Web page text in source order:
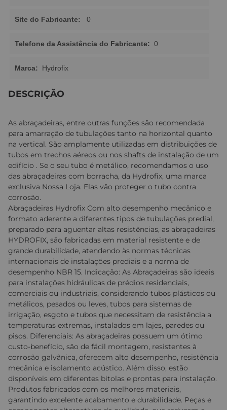
Site do Fabricante: 0
Telefone da Assistência do Fabricante: 0
Marca: Hydrofix
DESCRIÇÃO
As abraçadeiras, entre outras funções são recomendada
para amarração de tubulações tanto na horizontal quanto
na vertical. São amplamente utilizadas em distribuições de
tubos em trechos aéreos ou nos shafts de instalação de um
edifício . Se o seu tubo é metálico, recomendamos o uso
das abraçadeiras com borracha, da Hydrofix, uma marca
exclusiva Nossa Loja. Elas vão proteger o tubo contra
corrosão.
Abraçadeiras Hydrofix Com alto desempenho mecânico e
formato aderente a diferentes tipos de tubulações predial,
preparado para aguentar altas resistências, as abraçadeiras
HYDROFIX, são fabricadas em material resistente e de
grande durabilidade, atendendo às normas técnicas
internacionais de instalações prediais e a norma de
desempenho NBR 15. Indicação: As Abraçadeiras são ideais
para instalações hidráulicas de prédios residenciais,
comerciais ou industriais, considerando tubos plásticos ou
metálicos, pesados ou leves, tubos para sistemas de
irrigação, esgoto e tubos que necessitam de resistência a
temperaturas extremas, instalados em lajes, paredes ou
pisos. Diferenciais: As abraçadeiras possuem um ótimo
custo-benefício, são de fácil montagem, resistentes à
corrosão galvânica, oferecem alto desempenho, resistência
mecânica e isolamento acústico. Além disso, estão
disponíveis em diferentes bitolas e prontas para instalação.
Produtos fabricados com os melhores materiais,
garantindo excelente acabamento e durabilidade. Peças e